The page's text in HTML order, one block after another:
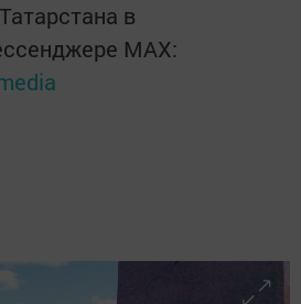
в
MАХ: